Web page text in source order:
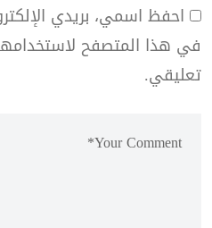
احفظ اسمي، بريدي
في هذا المتصفح
تعليقي.